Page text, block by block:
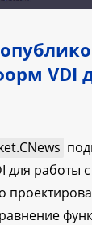
VDI
для работы